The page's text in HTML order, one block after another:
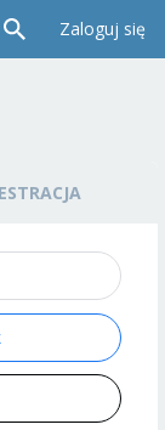
Zaloguj się